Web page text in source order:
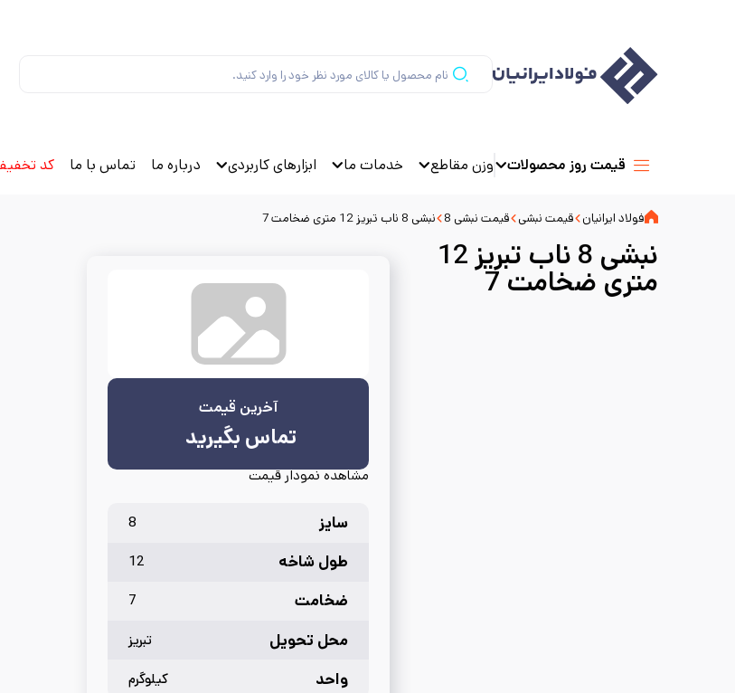
قیمت روز محصولات وزن مقاطع خدمات ما ابزارهای کاربردی درباره ما تماس با ما کد
فولاد ایرانیان قیمت نبشی قیمت نبشی 8 نبشی 8 ناب تبریز 12 متری ضخامت 7
نبشی 8 ناب تبریز 12
متری ضخامت 7
آخرین قیمت
تماس بگیرید
مشاهده نمودار قیمت
سایز 8
طول شاخه 12
ضخامت 7
محل تحویل تبریز
واحد کیلوگرم